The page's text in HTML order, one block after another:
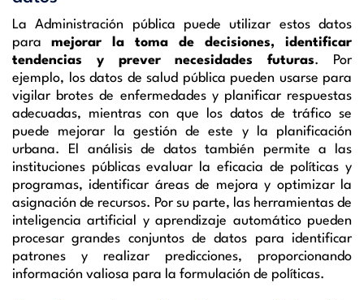
La Administración pública puede utilizar estos datos
para mejorar la toma de decisiones, identificar
tendencias y prever necesidades futuras. Por
ejemplo, los datos de salud pública pueden usarse para
vigilar brotes de enfermedades y planificar respuestas
adecuadas, mientras con que los datos de tráfico se
puede mejorar la gestión de este y la planificación
urbana. El análisis de datos también permite a las
instituciones públicas evaluar la eficacia de políticas y
programas, identificar áreas de mejora y optimizar la
asignación de recursos. Por su parte, las herramientas de
inteligencia artificial y aprendizaje automático pueden
procesar grandes conjuntos de datos para identificar
patrones y realizar predicciones, proporcionando
información valiosa para la formulación de políticas.